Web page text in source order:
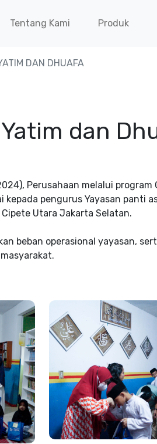
Tentang Kami Produk
DAN DHUAFA
dan
Perusahaan melalui
pengurus Yayasan panti
Utara Jakarta Selatan.
beban operasional yayasan,